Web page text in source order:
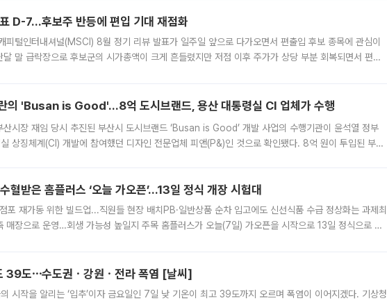
D-7…후보주 반등에 편입 기대 재점화
피털인터내셔널(MSCI) 8월 정기 리뷰 발표가 일주일 앞으로 다가오면서 편출입 후보 종목에 관심이
달 말 급락장으로 후보군의 시가총액이 크게 흔들렸지만 저점 이후 주가가 상당 부분 회복되면서 편입
의 'Busan is Good'…8억 도시브랜드, 용산 대통령실 CI 업체가 수행
산시장 재임 당시 추진된 부산시 도시브랜드 ‘Busan is Good’ 개발 사업의 수행기관이 윤석열 정부
상징체계(CI) 개발에 참여했던 디자인 전문업체 피앤(P&)인 것으로 확인됐다. 8억 원이 투입된 부산
혈받은 홈플러스 ‘오늘 가오픈’...13일 정식 개장 시험대
포 재가동 위한 빌드업...직원들 현장 배치PB·일반상품 순차 입고에도 신선식품 수급 정상화는 과제최
매장으로 운영…회생 가능성 높일지 주목 홈플러스가 오늘(7일) 가오픈을 시작으로 13일 정식으로 재
39도⋯수도권ㆍ강원ㆍ전라 폭염 [날씨]
시작을 알리는 ‘입추’이자 금요일인 7일 낮 기온이 최고 39도까지 오르며 폭염이 이어지겠다. 기상청